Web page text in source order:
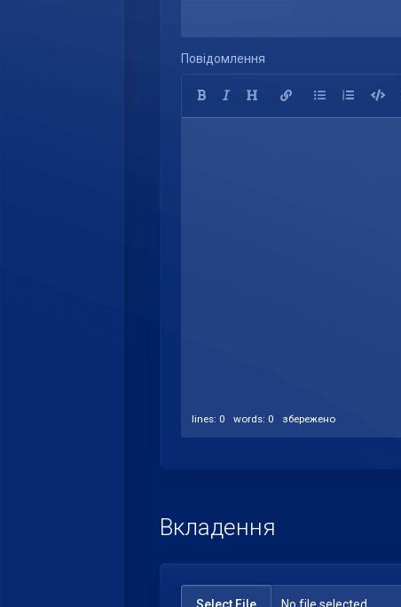
Повідомлення
lines: 0 words: 0 збережено
Вкладення